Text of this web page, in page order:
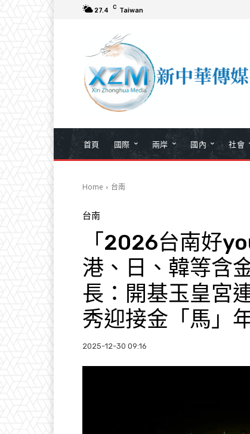
27.4 C Taiwan
首頁 國際 兩岸 國內 社會
Home 台南
台南
「2026台南好
港、日、韓等含
長：開基玉皇
秀迎接金「馬」
2025-12-30 09:16